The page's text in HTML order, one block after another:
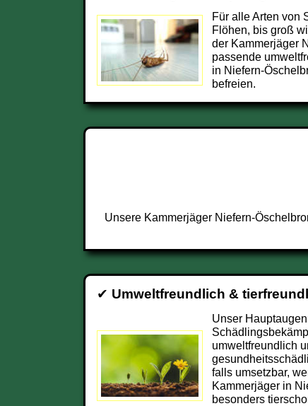
Für alle Arten von
Flöhen, bis groß
der Kammerjäger
passende
in Niefern-
befreien.
Unsere Kammerjäger Niefern-
✔ Umweltfreundlich &
Unser
umweltfreundlich
falls umsetzbar,
Kammerjäger in
besonders